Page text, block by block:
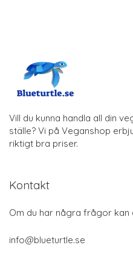
Vill du kunna handla all din
ställe? Vi på Veganshop
riktigt bra priser.
Kontakt
Om du har några frågor
info@blueturtle.se